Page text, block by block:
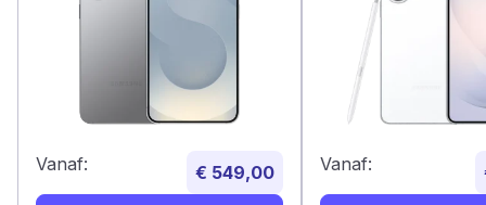
Vanaf: € 549,00 Vanaf: